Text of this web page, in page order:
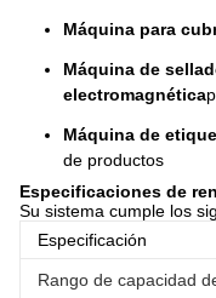
Máquina para
Máquina de
electromagnética
Máquina de
de productos
Especificaciones de
Su sistema cumple los
Especificación
Rango de capacidad